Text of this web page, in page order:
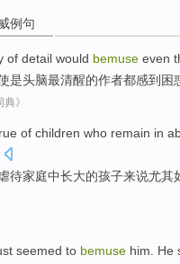
例句
of detail would bemuse even
是头脑最清醒的作者都感到困
》
of children who remain in
虐待家庭中长大的孩子来说尤其
seemed to bemuse him He